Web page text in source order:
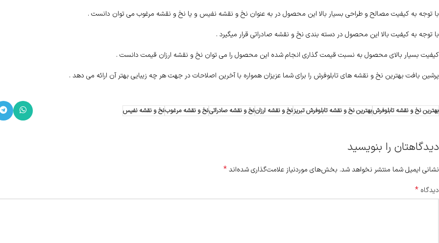
با توجه به کیفیت مصالح و طراحی بسیار بالا این محصول در به عنوان نخ و نقشه نفیس و یا نخ و نقشه مرغوب می توان دانست .
با توجه به کیفیت بالا این محصول در دسته بندی نخ و نقشه صادراتی قرار میگیرد .
کیفیت بسیار بالای محصول به نسبت قیمت گذاری انجام شده این محصول را می توان نخ و نقشه ارزان قیمت دانست .
پرشین بافت بهترین نخ و نقشه های تابلوفرش را برای شما عزیزان همواره با آخرین اصلاحات در جهت هر چه زیبایی بهتر آن ارائه می دهد .
بهترین نخ و نقشه تابلوفرشبهترین نخ و نقشه تابلوفرش تبریزنخ و نقشه ارزاننخ و نقشه صادراتینخ و نقشه مرغوبنخ و نقشه نفیس
دیدگاهتان را بنویسید
نشانی ایمیل شما منتشر نخواهد شد. بخش‌های موردنیاز علامت‌گذاری شده‌اند*
دیدگاه *